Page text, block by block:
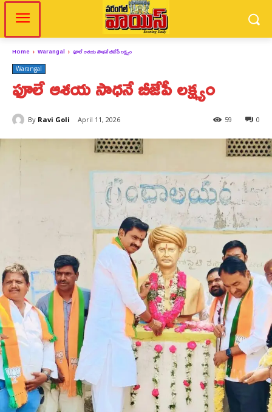
Home Warangal ఫూలే ఆశయ సాధనే బీజేపీ లక్ష్యం
Warangal
ఫూలే ఆశయ సాధనే బీజేపీ లక్ష్యం
By Ravi Goli April 11, 2026 0
59